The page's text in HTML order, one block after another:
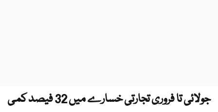
جولائی تا فروری تجارتی خسارے میں 32 فیصد کمی